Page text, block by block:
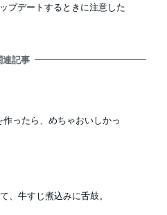
プデートするときに注意した
連記事
ったら、めちゃおいしかっ
、牛すじ煮込みに舌鼓。